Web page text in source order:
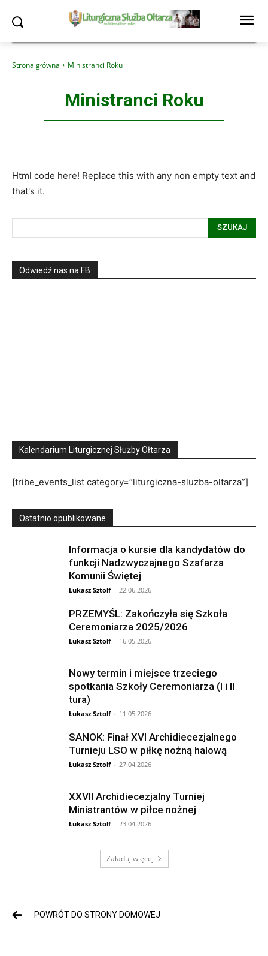
Strona główna Ministranci Roku
Ministranci Roku
Html code here! Replace this with any non empty text and
that's it.
SZUKAJ
Odwiedź nas na FB
Kalendarium Liturgicznej Służby Ołtarza
[tribe_events_list category=”liturgiczna-sluzba-oltarza”]
Ostatnio opublikowane
Informacja o kursie dla kandydatów do
funkcji Nadzwyczajnego Szafarza
Komunii Świętej
Łukasz Sztolf - 22.06.2026
PRZEMYŚL: Zakończyła się Szkoła
Ceremoniarza 2025/2026
Łukasz Sztolf - 16.05.2026
Nowy termin i miejsce trzeciego
spotkania Szkoły Ceremoniarza (I i II
tura)
Łukasz Sztolf - 11.05.2026
SANOK: Finał XVI Archidiecezjalnego
Turnieju LSO w piłkę nożną halową
Łukasz Sztolf - 27.04.2026
XXVII Archidiecezjalny Turniej
Ministrantów w piłce nożnej
Łukasz Sztolf - 23.04.2026
Załaduj więcej
POWRÓT DO STRONY DOMOWEJ